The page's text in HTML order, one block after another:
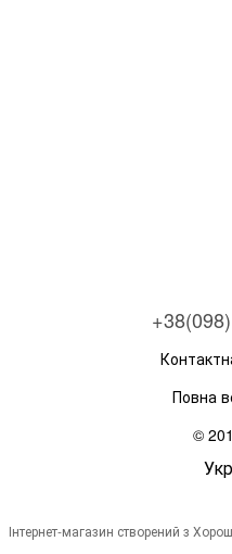
Повна
©
Укр
Інтернет-магазин створений з